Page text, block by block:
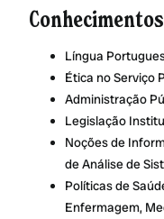
Língua
Ética no Serviço
Administração
Legislação
Noções de
de Análise de
Políticas de
Enfermagem,